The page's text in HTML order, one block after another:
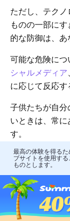
ただし、テク
ものの一部に
的な防御は、あ
可能な危険に
シャルメディア
に応じて反応す
子供たちが自
いときは、常
す。
結論
進化する個人
ルアイデンテ
最高の体験を得る
ブサイトを使用する
ものとします。